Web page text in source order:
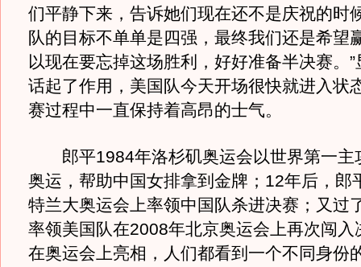
们平静下来，告诉她们现在还不是庆祝的时
队的目标不单单是四强，最终我们还是希望
以现在要忘掉这场胜利，好好准备半决赛。
话起了作用，美国队今天开场很快就进入状
赛过程中一直保持着高昂的士气。
郎平1984年洛杉矶奥运会以世界第一主
奥运，帮助中国女排拿到金牌；12年后，郎
特兰大奥运会上率领中国队杀进决赛；又过
率领美国队在2008年北京奥运会上再次闯入
在奥运会上亮相，人们都看到一个不同身份